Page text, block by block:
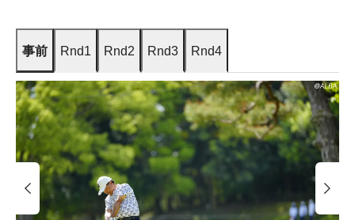
事前 Rnd1 Rnd2 Rnd3 Rnd4